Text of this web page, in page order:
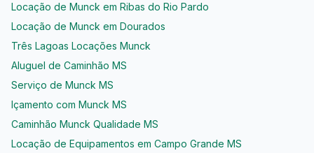
Locação de Munck em Ribas do Rio Pardo
Locação de Munck em Dourados
Três Lagoas Locações Munck
Aluguel de Caminhão MS
Serviço de Munck MS
Içamento com Munck MS
Caminhão Munck Qualidade MS
Locação de Equipamentos em Campo Grande MS